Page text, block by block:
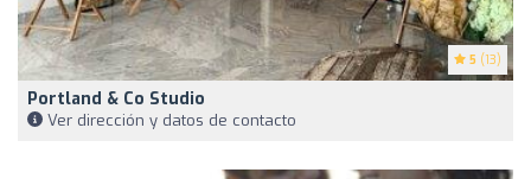
5 (13)
Portland & Co Studio
Ver dirección y datos de contacto